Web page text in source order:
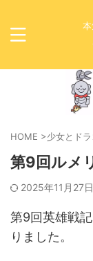
HOME >少女とド
第9回ルメ
2025年11月27日
第9回英雄戦
りました。